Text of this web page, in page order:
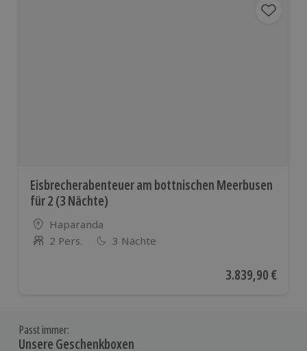
Eisbrecherabenteuer am bottnischen Meerbusen
für 2 (3 Nächte)
Standort
Haparanda
Anzahl der Teilnehmer
2 Pers. 3 Nächte
Aktueller Preis
3.839,90 €
Passt immer:
Unsere Geschenkboxen